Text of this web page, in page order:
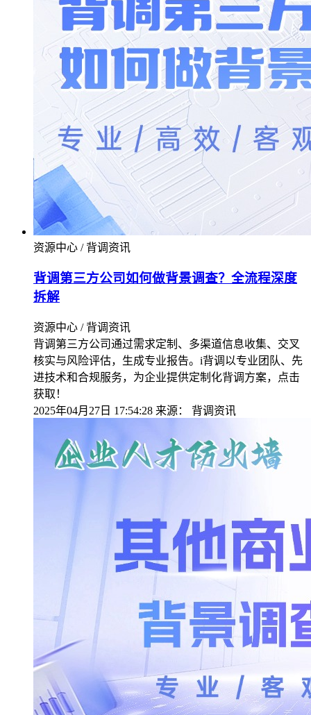
资源中心 / 背调资讯
背调第三方公司如何做背景调查？全流程深度
拆解
资源中心 / 背调资讯
背调第三方公司通过需求定制、多渠道信息收集、交叉
核实与风险评估，生成专业报告。i背调以专业团队、先
进技术和合规服务，为企业提供定制化背调方案，点击
获取！
2025年04月27日 17:54:28 来源： 背调资讯